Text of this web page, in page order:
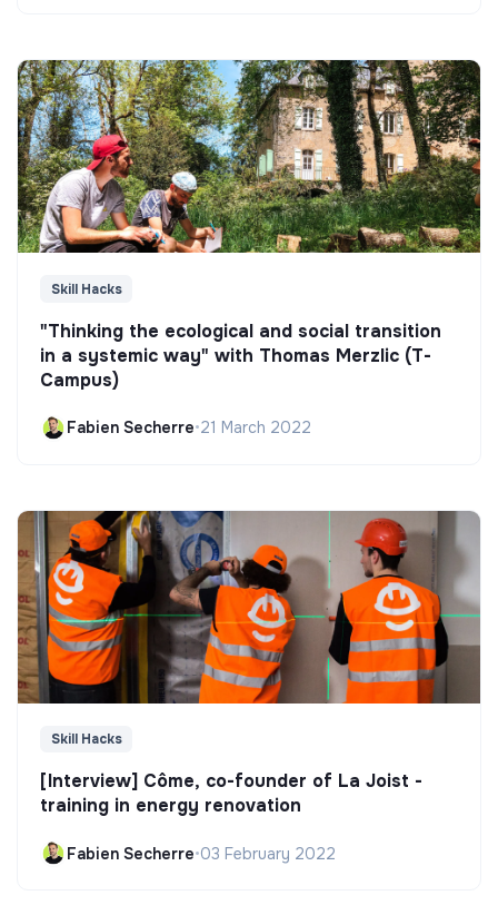
Skill Hacks
"Thinking the ecological and social transition
in a systemic way" with Thomas Merzlic (T-
Campus)
Fabien Secherre•21 March 2022
Skill Hacks
[Interview] Côme, co-founder of La Joist -
training in energy renovation
Fabien Secherre•03 February 2022